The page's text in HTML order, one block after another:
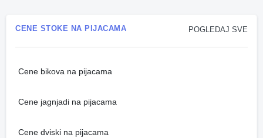
POGLEDAJ SVE
CENE STOKE NA PIJACAMA
Cene bikova na pijacama
Cene jagnjadi na pijacama
Cene dviski na pijacama